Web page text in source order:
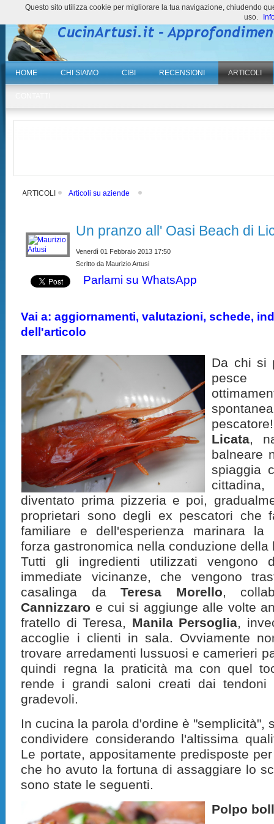
HOME CHI SIAMO CIBI RECENSIONI ARTICOLI
ARTICOLI Articoli su aziende
Un pranzo all' Oasi Beach di
Venerdì 01 Febbraio 2013 17:50
Scritto da Maurizio Artusi
Parlami su WhatsApp
Vai a: aggiornamenti, valutazioni, schede,
dell'articolo
Da chi si
pesce
Licata,
balneare
spiaggia
diventato prima pizzeria e poi,
proprietari sono degli ex pescatori che
familiare e dell'esperienza marinara la
forza gastronomica nella conduzione della
Tutti gli ingredienti utilizzati
immediate vicinanze, che vengono
casalinga daTeresa Morello,
Cannizzaro e cui si aggiunge alle volte
fratello di Teresa, Manila Persoglia,
accoglie i clienti in sala. Ovviamente
trovare arredamenti lussuosi e camerieri
quindi regna la praticità ma con quel
rende i grandi saloni creati dai
gradevoli.
In cucina la parola d'ordine è "semplicità",
condividere considerando l'altissima
Le portate, appositamente predisposte
che ho avuto la fortuna di assaggiare lo
sono state le seguenti.
Polpo
Questo sito utilizza cookie per migliorare la tua navigazione, chiudendo
uso.